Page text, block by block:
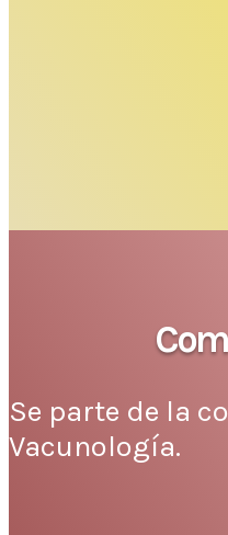
Se parte de la
Vacunología.